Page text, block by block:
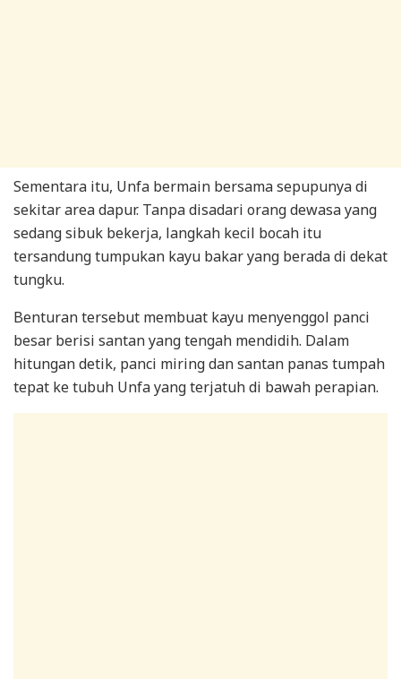
Sementara itu, Unfa bermain bersama sepupunya di
sekitar area dapur. Tanpa disadari orang dewasa yang
sedang sibuk bekerja, langkah kecil bocah itu
tersandung tumpukan kayu bakar yang berada di dekat
tungku.
Benturan tersebut membuat kayu menyenggol panci
besar berisi santan yang tengah mendidih. Dalam
hitungan detik, panci miring dan santan panas tumpah
tepat ke tubuh Unfa yang terjatuh di bawah perapian.